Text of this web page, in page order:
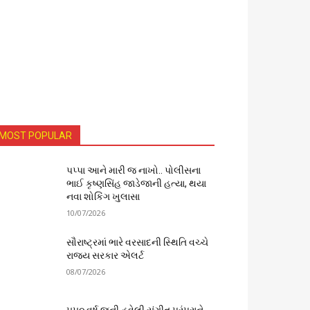
POPULAR
પપ્પા આને મારી જ નાખો.. પોલીસના
ભાઈ કૃષ્ણસિંહ જાડેજાની હત્યા, થયા
નવા શોકિંગ ખુલાસા
10/07/2026
સૌરાષ્ટ્રમાં ભારે વરસાદની સ્થિતિ વચ્ચે
રાજ્ય સરકાર એલર્ટ
08/07/2026